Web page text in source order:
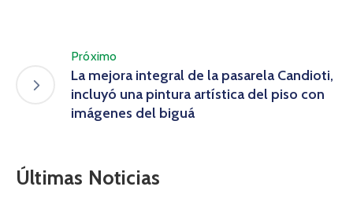
Próximo
La mejora integral de la pasarela Candioti,
incluyó una pintura artística del piso con
imágenes del biguá
Últimas Noticias